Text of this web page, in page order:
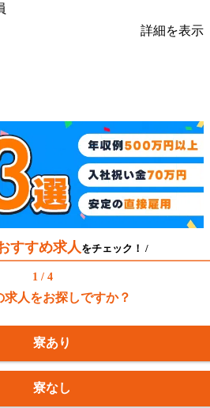
詳細を表示
すすめ求人をチェック！ /
1 / 4
求人をお探しですか？
寮あり
寮なし